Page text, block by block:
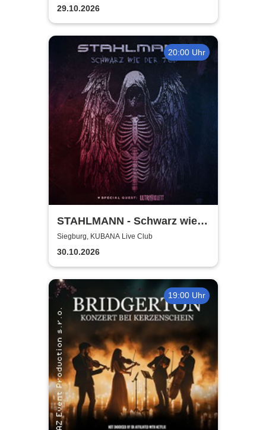
29.10.2026
20:00 Uhr
STAHLMANN - Schwarz wie
der Tod Tour 2026
Siegburg, KUBANA Live Club
30.10.2026
19:00 Uhr